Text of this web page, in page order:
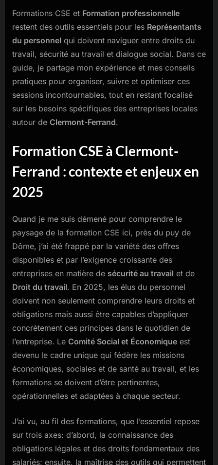
Formations CSE et Formation professionnelle
restent des outils essentiels pour les Représentants
du personnel qui doivent naviguer entre droits du
travail, sécurité au travail et dialogue social. Dans ce
guide, je partage mon expérience et mes conseils
pratiques pour organiser, suivre et optimiser ces
sessions incontournables, tout en restant focalisé
sur les besoins spécifiques des entreprises locales
autour de Clermont-Ferrand.
Formation CSE à Clermont-
Ferrand : contexte et enjeux en
2025
Quand je me suis démené pour comprendre le
paysage de la formation CSE ici, près du puy de
Dôme, j’ai été frappé par la variété des offres
disponibles et par l’exigence croissante des
entreprises en matière de sécurité au travail et de
Droit du travail. En 2025, les élus du personnel
doivent non seulement comprendre leurs droits et
obligations mais aussi être capables d’appliquer
concrètement ces principes dans le quotidien de
l’entreprise. Le Comité Social et Économique est
devenu le cadre unique qui fédère les missions
économiques, sociales et de santé au travail, et les
formations se doivent d’être pertinentes,
opérationnelles et adaptées à chaque secteur.
J’ai vu, au fil des formations, que l’essentiel repose
sur trois axes: d’abord, la connaissance des
obligations légales et des droits fondamentaux des
salariés; ensuite, la maîtrise des outils qui permettent